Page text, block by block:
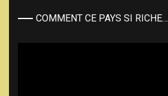
COMMENT CE PAYS SI RICHE…